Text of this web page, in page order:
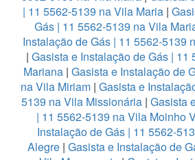
| 11 5562-5139 na Vila Maria|
Gás | 11 5562-5139 na Vila
Instalação de Gás | 11 5562-5139
| Gasista e Instalação de Gás | 11
Mariana | Gasista e Instalação de
na Vila Miriam | Gasista e
5139 na Vila Missionária| Gasista
| 11 5562-5139 na Vila Moinho
Instalação de Gás | 11 5562-
Alegre| Gasista e Instalação de